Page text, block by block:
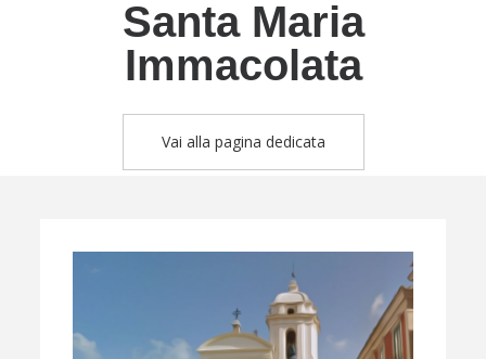
Santa Maria
Immacolata
Vai alla pagina dedicata